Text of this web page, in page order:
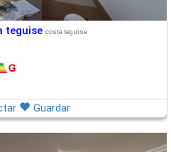
teguise costa teguise
Guardar